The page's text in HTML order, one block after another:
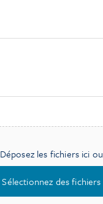
Déposez les fichiers ici ou
Sélectionnez des fichiers